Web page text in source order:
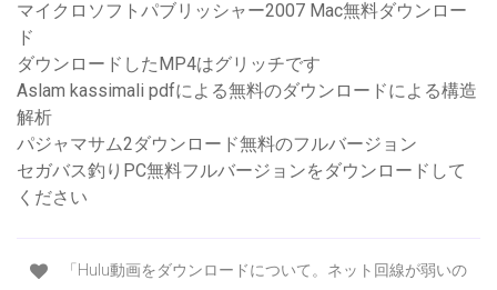
マイクロソフトパブリッシャー2007 Mac無料ダウンロー
ド
ダウンロードしたMP4はグリッチです
Aslam kassimali pdfによる無料のダウンロードによる構造
解析
パジャマサム2ダウンロード無料のフルバージョン
セガバス釣りPC無料フルバージョンをダウンロードして
ください
「Hulu動画をダウンロードについて。ネット回線が弱いの